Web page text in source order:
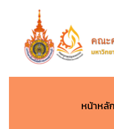
หน้าหลัก